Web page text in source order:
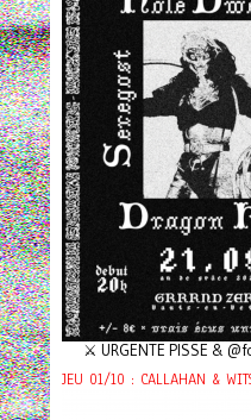
⚔️ URGENTE PISSE &
JEU 01/10 : CALLAHAN &